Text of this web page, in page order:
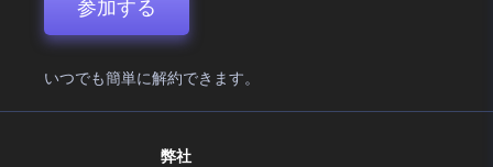
参加する
いつでも簡単に解約できます。
弊社